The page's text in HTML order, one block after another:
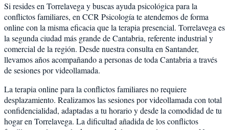
Si resides en Torrelavega y buscas ayuda psicológica para la
conflictos familiares, en CCR Psicología te atendemos de forma
online con la misma eficacia que la terapia presencial. Torrelavega es
la segunda ciudad más grande de Cantabria, referente industrial y
comercial de la región. Desde nuestra consulta en Santander,
llevamos años acompañando a personas de toda Cantabria a través
de sesiones por videollamada.
La terapia online para la conflictos familiares no requiere
desplazamiento. Realizamos las sesiones por videollamada con total
confidencialidad, adaptadas a tu horario y desde la comodidad de tu
hogar en Torrelavega. La dificultad añadida de los conflictos